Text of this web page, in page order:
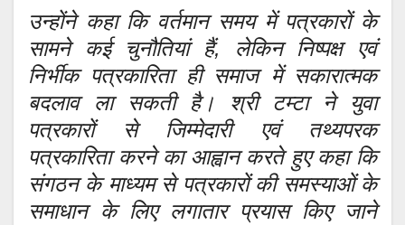
उन्होंने कहा कि वर्तमान समय में पत्रकारों के
सामने कई चुनौतियां हैं, लेकिन निष्पक्ष एवं
निर्भीक पत्रकारिता ही समाज में सकारात्मक
बदलाव ला सकती है। श्री टम्टा ने युवा
पत्रकारों से जिम्मेदारी एवं तथ्यपरक
पत्रकारिता करने का आह्वान करते हुए कहा कि
संगठन के माध्यम से पत्रकारों की समस्याओं के
समाधान के लिए लगातार प्रयास किए जाने